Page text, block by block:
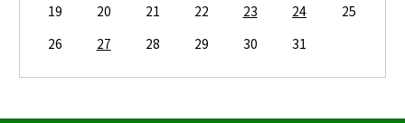
19
20 21 22 23 24
25
26
27 28 29 30 31